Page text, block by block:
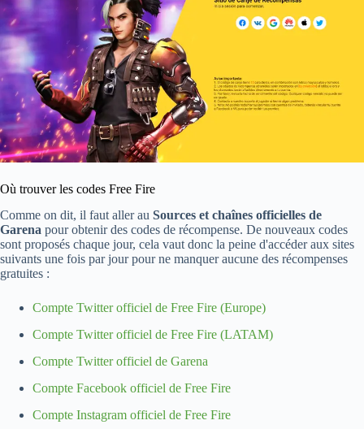
Où trouver les codes Free Fire
Comme on dit, il faut aller au Sources et chaînes officielles de
Garena pour obtenir des codes de récompense. De nouveaux codes
sont proposés chaque jour, cela vaut donc la peine d'accéder aux sites
suivants une fois par jour pour ne manquer aucune des récompenses
gratuites :
Compte Twitter officiel de Free Fire (Europe)
Compte Twitter officiel de Free Fire (LATAM)
Compte Twitter officiel de Garena
Compte Facebook officiel de Free Fire
Compte Instagram officiel de Free Fire